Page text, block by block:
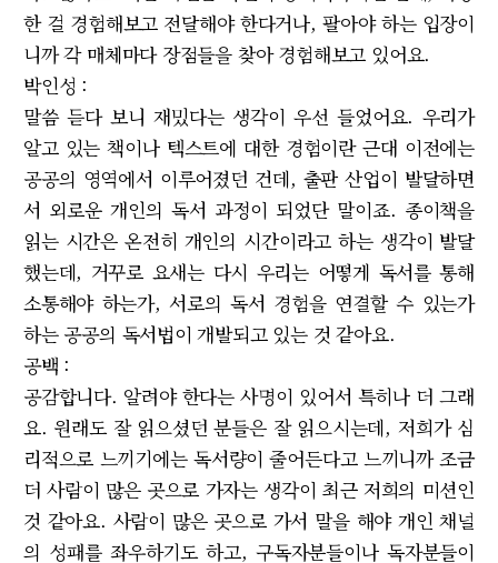
한 걸 경험해보고 전달해야 한다거나, 팔아야 하는 입장이
니까 각 매체마다 장점들을 찾아 경험해보고 있어요.
박인성 :
말씀 듣다 보니 재밌다는 생각이 우선 들었어요. 우리가
알고 있는 책이나 텍스트에 대한 경험이란 근대 이전에는
공공의 영역에서 이루어졌던 건데, 출판 산업이 발달하면
서 외로운 개인의 독서 과정이 되었단 말이죠. 종이책을
읽는 시간은 온전히 개인의 시간이라고 하는 생각이 발달
했는데, 거꾸로 요새는 다시 우리는 어떻게 독서를 통해
소통해야 하는가, 서로의 독서 경험을 연결할 수 있는가
하는 공공의 독서법이 개발되고 있는 것 같아요.
공백 :
공감합니다. 알려야 한다는 사명이 있어서 특히나 더 그래
요. 원래도 잘 읽으셨던 분들은 잘 읽으시는데, 저희가 심
리적으로 느끼기에는 독서량이 줄어든다고 느끼니까 조금
더 사람이 많은 곳으로 가자는 생각이 최근 저희의 미션인
것 같아요. 사람이 많은 곳으로 가서 말을 해야 개인 채널
의 성패를 좌우하기도 하고, 구독자분들이나 독자분들이